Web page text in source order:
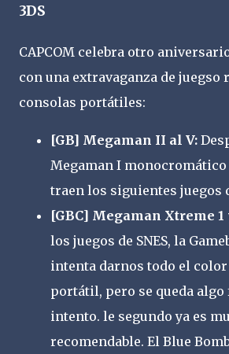
3DS
CAPCOM celebra otro
con una extravaganza de juegso
consolas portátiles:
[GB] Megaman II al V:
Megaman I
traen los siguientes juegos
[GBC] Megaman Xtreme 1
los juegos de SNES, la
intenta darnos todo el
portátil, pero se queda
intento. le segundo ya es
recomendable. El Blue